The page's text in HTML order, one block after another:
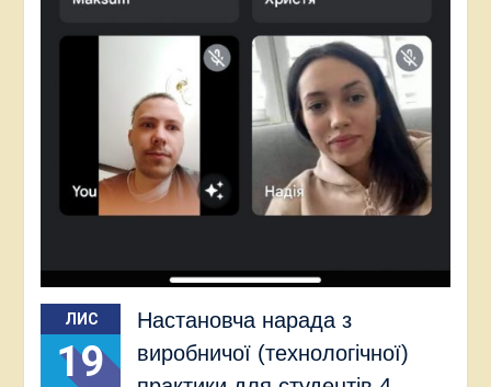
ЛИС
19
Настановча нарада з
виробничої (технологічної)